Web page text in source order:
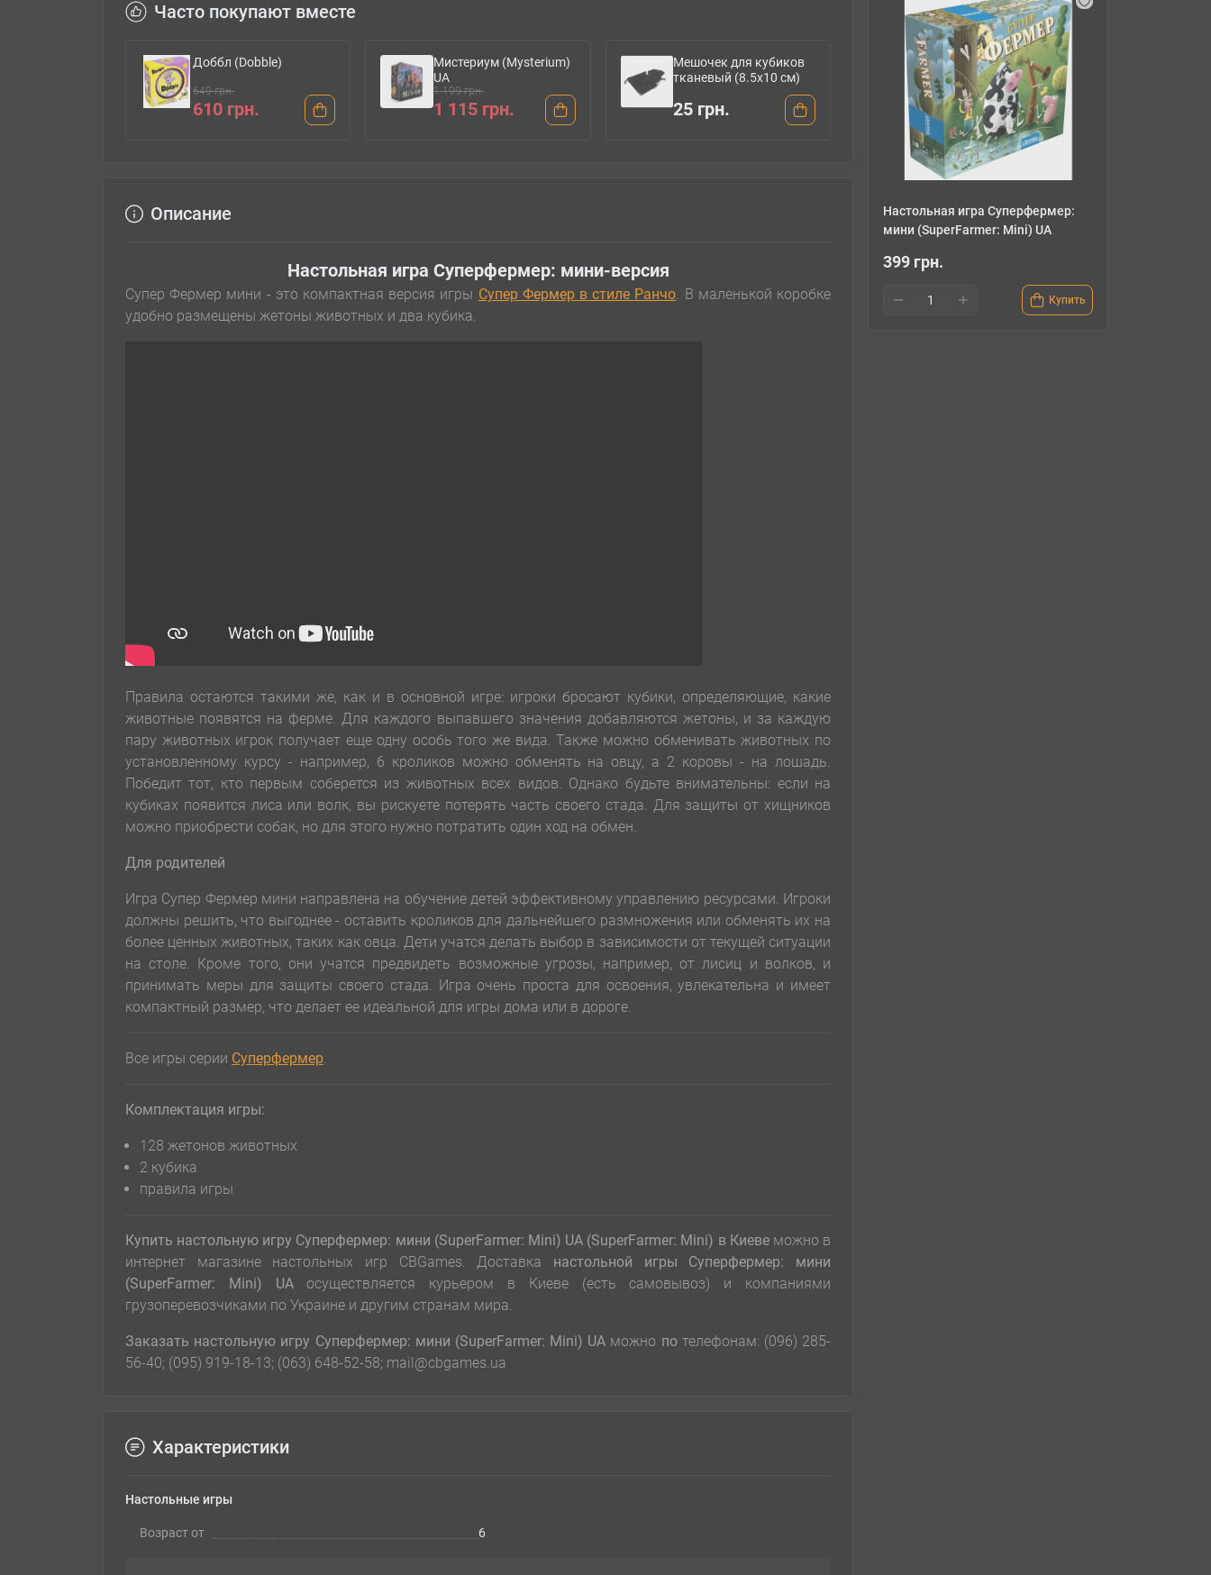
Настольная игра Суперфермер:
мини (SuperFarmer: Mini) UA
399 грн.
Купить
Часто покупают вместе
Доббл (Dobble)
649 грн.
610 грн.
Мистериум (Mysterium)
UA
1 199 грн.
1 115 грн.
Мешочек для кубиков
тканевый (8.5х10 см)
25 грн.
Описание
Настольная игра Суперфермер: мини-версия
Супер Фермер мини - это компактная версия игры Супер Фермер в стиле Ранчо. В маленькой коробке
удобно размещены жетоны животных и два кубика.
Правила остаются такими же, как и в основной игре: игроки бросают кубики, определяющие, какие
животные появятся на ферме. Для каждого выпавшего значения добавляются жетоны, и за каждую
пару животных игрок получает еще одну особь того же вида. Также можно обменивать животных по
установленному курсу - например, 6 кроликов можно обменять на овцу, а 2 коровы - на лошадь.
Победит тот, кто первым соберется из животных всех видов. Однако будьте внимательны: если на
кубиках появится лиса или волк, вы рискуете потерять часть своего стада. Для защиты от хищников
можно приобрести собак, но для этого нужно потратить один ход на обмен.
Для родителей
Игра Супер Фермер мини направлена на обучение детей эффективному управлению ресурсами. Игроки
должны решить, что выгоднее - оставить кроликов для дальнейшего размножения или обменять их на
более ценных животных, таких как овца. Дети учатся делать выбор в зависимости от текущей ситуации
на столе. Кроме того, они учатся предвидеть возможные угрозы, например, от лисиц и волков, и
принимать меры для защиты своего стада. Игра очень проста для освоения, увлекательна и имеет
компактный размер, что делает ее идеальной для игры дома или в дороге.
Все игры серии Суперфермер.
Комплектация игры:
128 жетонов животных
2 кубика
правила игры
Купить настольную игру Суперфермер: мини (SuperFarmer: Mini) UA (SuperFarmer: Mini) в Киевеможно в
интернет магазине настольных игр CBGames. Доставка настольной игры Суперфермер: мини
(SuperFarmer: Mini) UA
осуществляется курьером в Киеве (есть самовывоз) и компаниями
грузоперевозчиками по Украине и другим странам мира.
Заказать настольную игру Суперфермер: мини (SuperFarmer: Mini) UA можно потелефонам: (096) 285-
56-40; (095) 919-18-13; (063) 648-52-58; mail@cbgames.ua
Характеристики
Настольные игры
Возраст от 6